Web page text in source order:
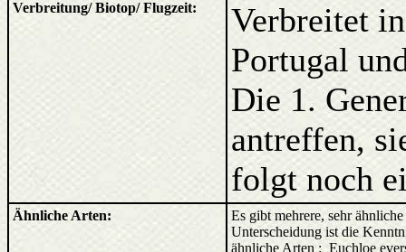
Verbreitung/ Biotop/ Flugzeit:
Verbreitet
Portugal
Die 1.
antreffen,
folgt noch
Ähnliche Arten:
Es gibt mehrere, sehr
Unterscheidung ist die
ähnliche Arten : Euchloe